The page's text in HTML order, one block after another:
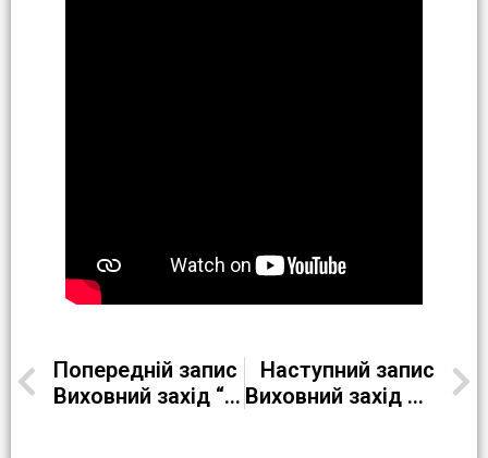
Попередній запис
Виховний захід “Свято доблесті та мужності”
Наступний запис
Виховний захід на тему “Булінг – як прояв насильства”